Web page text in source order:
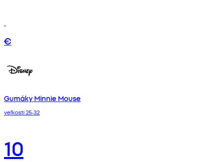
€
Gumáky Minnie Mouse
veľkosti 25-32
10